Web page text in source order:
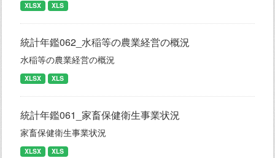
XLSX XLS
統計年鑑062_水稲等の農業経営の概況
水稲等の農業経営の概況
XLSX XLS
統計年鑑061_家畜保健衛生事業状況
家畜保健衛生事業状況
XLSX XLS